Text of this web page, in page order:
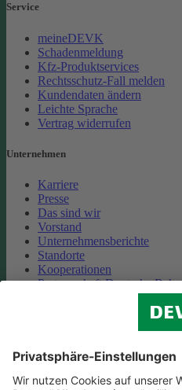
Service
meineDEVK
Schadenmeldung
Kfz-Produktservices
Rechtsschutz-Fall melden
Kundendaten ändern
Leichte Sprache
Vertrag widerrufen
Unternehmen
Karriere
Presse
Das sind wir
Vorstand
Unternehmensberichte
Standorte
Kooperationen
Partnerschaft Deutsche Bahn